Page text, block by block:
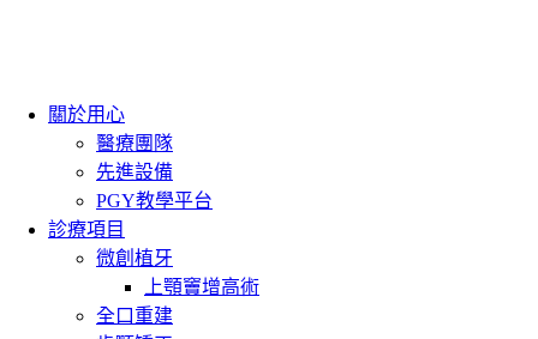
關於用心
醫療團隊
先進設備
PGY教學平台
診療項目
微創植牙
上顎竇增高術
全口重建